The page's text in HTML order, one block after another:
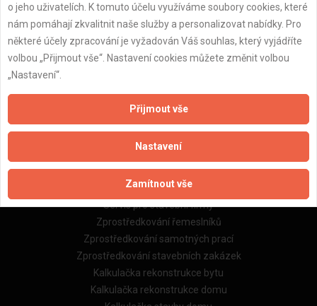
Důležité informace
Naše firmy a řemeslníci
Zpracování a ochrana osobních údajů
Obchodní podmínky (rozpočtování)
Reference
Naše excelové tabulky online
Naše služby
Servis pro stavební firmy
Zprostředkování řemeslníků
Zprostředkování samotných prací
Zprostředkování stavebních zakázek
Kalkulačka rekonstrukce bytu
Kalkulačka rekonstrukce domu
o jeho uživatelích. K tomuto účelu využíváme soubory cookies, které
nám pomáhají zkvalitnit naše služby a personalizovat nabídky. Pro
některé účely zpracování je vyžadován Váš souhlas, který vyjádříte
volbou „Přijmout vše“. Nastavení cookies můžete změnit volbou
„Nastavení“.
Přijmout vše
Nastavení
Zamítnout vše